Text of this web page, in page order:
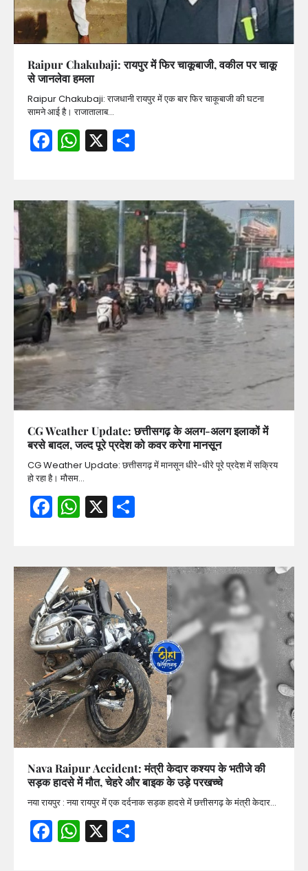
Raipur Chakubaji: रायपुर में फिर चाकूबाजी, वकील पर चाकू
से जानलेवा हमला
Raipur Chakubaji: राजधानी रायपुर में एक बार फिर चाकूबाजी की घटना
सामने आई है। राजातालाब…
Facebook
WhatsApp
X
CG Weather Update: छत्तीसगढ़ के अलग-अलग इलाकों में
बरसे बादल, जल्द पूरे प्रदेश को कवर करेगा मानसून
CG Weather Update: छत्तीसगढ़ में मानसून धीरे-धीरे पूरे प्रदेश में सक्रिय
हो रहा है। मौसम…
Facebook
WhatsApp
X
Nava Raipur Accident: मंत्री केदार कश्यप के भतीजे की
सड़क हादसे में मौत, चेहरे और बाइक के उड़े परखच्चे
नया रायपुर : नया रायपुर में एक दर्दनाक सड़क हादसे में छत्तीसगढ़ के मंत्री केदार…
Facebook
WhatsApp
X